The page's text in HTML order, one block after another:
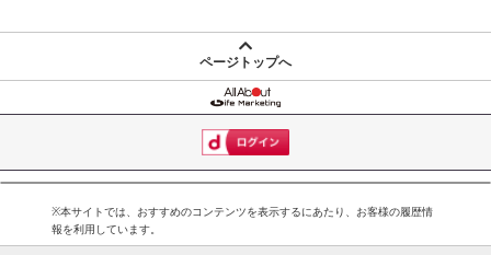
ページトップへ
※本サイトでは、おすすめのコンテンツを表示するにあたり、お客様の履歴情
報を利用しています。